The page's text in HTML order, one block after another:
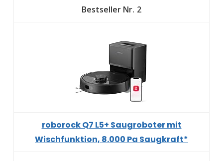
2
roborock Q7 L5+ Saugroboter mit
Wischfunktion, 8.000 Pa Saugkraft*